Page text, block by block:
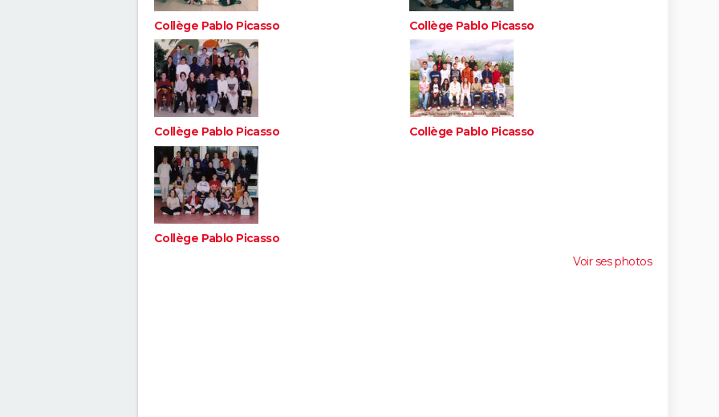
Collège Pablo Picasso Collège Pablo Picasso
Collège Pablo Picasso Collège Pablo Picasso
Collège Pablo Picasso
Voir ses photos